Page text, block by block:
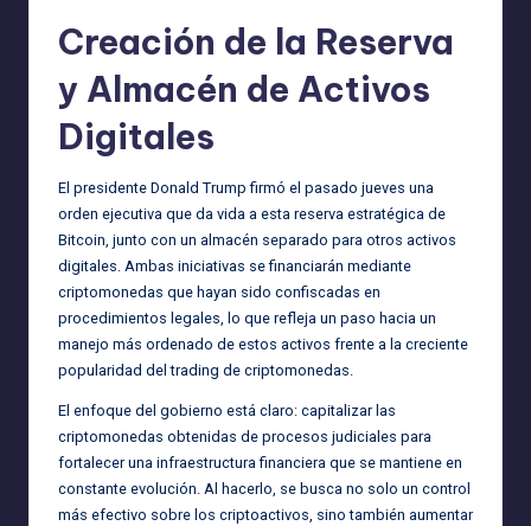
Creación de la Reserva
y Almacén de Activos
Digitales
El presidente Donald Trump firmó el pasado jueves una
orden ejecutiva que da vida a esta reserva estratégica de
Bitcoin, junto con un almacén separado para otros activos
digitales. Ambas iniciativas se financiarán mediante
criptomonedas que hayan sido confiscadas en
procedimientos legales, lo que refleja un paso hacia un
manejo más ordenado de estos activos frente a la creciente
popularidad del trading de criptomonedas.
El enfoque del gobierno está claro: capitalizar las
criptomonedas obtenidas de procesos judiciales para
fortalecer una infraestructura financiera que se mantiene en
constante evolución. Al hacerlo, se busca no solo un control
más efectivo sobre los criptoactivos, sino también aumentar